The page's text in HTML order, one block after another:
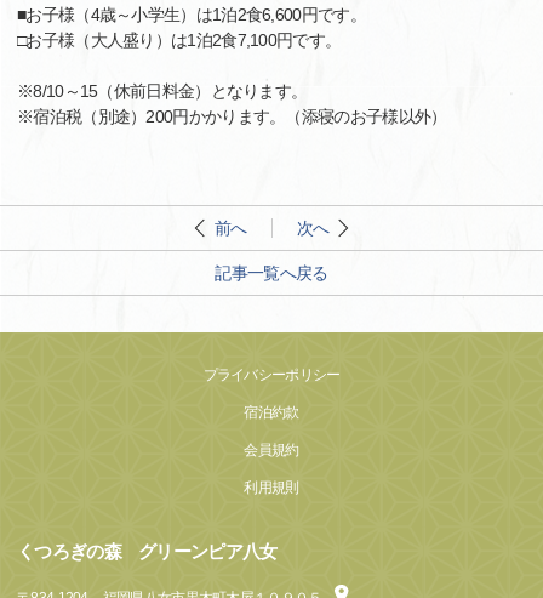
■お子様（4歳～小学生）は1泊2食6,600円です。
□お子様（大人盛り）は1泊2食7,100円です。
※8/10～15（休前日料金）となります。
※宿泊税（別途）200円かかります。（添寝のお子様以外）
前へ 次へ
記事一覧へ戻る
プライバシーポリシー
宿泊約款
会員規約
利用規則
くつろぎの森 グリーンピア八女